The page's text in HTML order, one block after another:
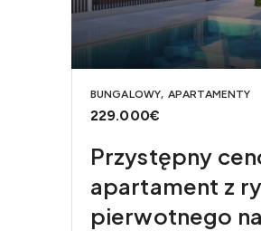
BUNGALOWY, APARTAMENTY
229.000€
Przystępny
apartament z
pierwotnego